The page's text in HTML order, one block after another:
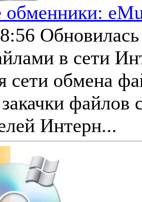
в сети
сети обмена
файлов
Интерн...